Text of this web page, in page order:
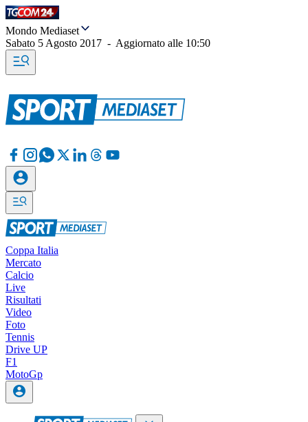
Mondo Mediaset
Sabato 5 Agosto 2017 - Aggiornato alle 10:50
Coppa Italia
Mercato
Calcio
Live
Risultati
Video
Foto
Tennis
Drive UP
F1
MotoGp